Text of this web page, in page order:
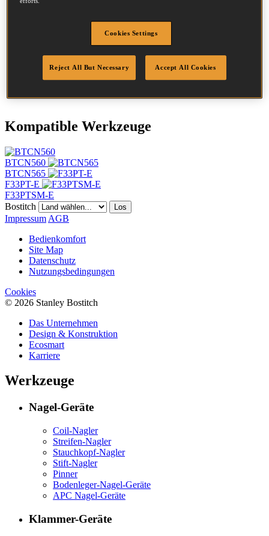
7.1 mm
Eben
Kompatible Werkzeuge
BTCN560
BTCN565
F33PT-E
F33PTSM-E
Bostitch
Los
Impressum AGB
Bedienkomfort
Site Map
Datenschutz
Nutzungsbedingungen
Cookies
© 2026 Stanley Bostitch
Das Unternehmen
Design & Konstruktion
Ecosmart
Karriere
Werkzeuge
Nagel-Geräte
Coil-Nagler
Streifen-Nagler
Stauchkopf-Nagler
Stift-Nagler
Pinner
Bodenleger-Nagel-Geräte
APC Nagel-Geräte
Klammer-Geräte
Cookies Settings
Reject All But Necessary Accept All Cookies